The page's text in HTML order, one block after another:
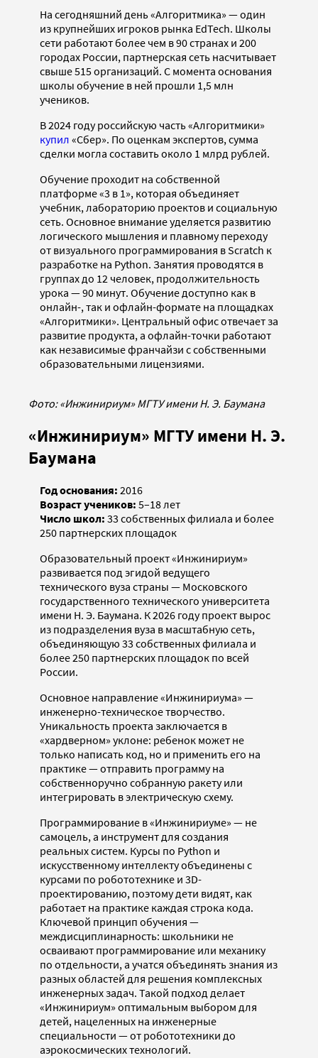
На сегодняшний день «Алгоритмика» — один
из крупнейших игроков рынка EdTech. Школы
сети работают более чем в 90 странах и 200
городах России, партнерская сеть насчитывает
свыше 515 организаций. С момента основания
школы обучение в ней прошли 1,5 млн
учеников.
В 2024 году российскую часть «Алгоритмики»
купил «Сбер». По оценкам экспертов, сумма
сделки могла составить около 1 млрд рублей.
Обучение проходит на собственной
платформе «3 в 1», которая объединяет
учебник, лабораторию проектов и социальную
сеть. Основное внимание уделяется развитию
логического мышления и плавному переходу
от визуального программирования в Scratch к
разработке на Python. Занятия проводятся в
группах до 12 человек, продолжительность
урока — 90 минут. Обучение доступно как в
онлайн-, так и офлайн-формате на площадках
«Алгоритмики». Центральный офис отвечает за
развитие продукта, а офлайн-точки работают
как независимые франчайзи с собственными
образовательными лицензиями.
Фото: «Инжинириум» МГТУ имени Н. Э. Баумана
«Инжинириум» МГТУ имени Н. Э.
Баумана
Год основания: 2016
Возраст учеников: 5–18 лет
Число школ: 33 собственных филиала и более
250 партнерских площадок
Образовательный проект «Инжинириум»
развивается под эгидой ведущего
технического вуза страны — Московского
государственного технического университета
имени Н. Э. Баумана. К 2026 году проект вырос
из подразделения вуза в масштабную сеть,
объединяющую 33 собственных филиала и
более 250 партнерских площадок по всей
России.
Основное направление «Инжинириума» —
инженерно-техническое творчество.
Уникальность проекта заключается в
«хардверном» уклоне: ребенок может не
только написать код, но и применить его на
практике — отправить программу на
собственноручно собранную ракету или
интегрировать в электрическую схему.
Программирование в «Инжинириуме» — не
самоцель, а инструмент для создания
реальных систем. Курсы по Python и
искусственному интеллекту объединены с
курсами по робототехнике и 3D-
проектированию, поэтому дети видят, как
работает на практике каждая строка кода.
Ключевой принцип обучения —
междисциплинарность: школьники не
осваивают программирование или механику
по отдельности, а учатся объединять знания из
разных областей для решения комплексных
инженерных задач. Такой подход делает
«Инжинириум» оптимальным выбором для
детей, нацеленных на инженерные
специальности — от робототехники до
аэрокосмических технологий.